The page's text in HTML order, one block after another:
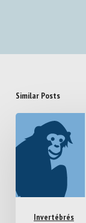
Similar Posts
Invertébrés